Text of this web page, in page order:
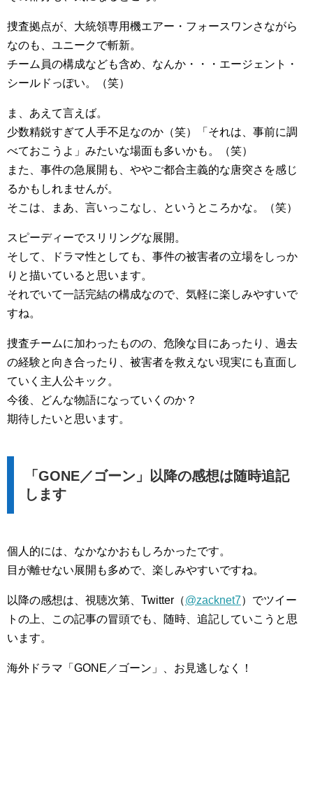
捜査拠点が、大統領専用機エアー・フォースワンさながら
なのも、ユニークで斬新。
チーム員の構成なども含め、なんか・・・エージェント・
シールドっぽい。（笑）
ま、あえて言えば。
少数精鋭すぎて人手不足なのか（笑）「それは、事前に調
べておこうよ」みたいな場面も多いかも。（笑）
また、事件の急展開も、ややご都合主義的な唐突さを感じ
るかもしれませんが。
そこは、まあ、言いっこなし、というところかな。（笑）
スピーディーでスリリングな展開。
そして、ドラマ性としても、事件の被害者の立場をしっか
りと描いていると思います。
それでいて一話完結の構成なので、気軽に楽しみやすいで
すね。
捜査チームに加わったものの、危険な目にあったり、過去
の経験と向き合ったり、被害者を救えない現実にも直面し
ていく主人公キック。
今後、どんな物語になっていくのか？
期待したいと思います。
「GONE／ゴーン」以降の感想は随時追記
します
個人的には、なかなかおもしろかったです。
目が離せない展開も多めで、楽しみやすいですね。
以降の感想は、視聴次第、Twitter（@zacknet7）でツイー
トの上、この記事の冒頭でも、随時、追記していこうと思
います。
海外ドラマ「GONE／ゴーン」、お見逃しなく！